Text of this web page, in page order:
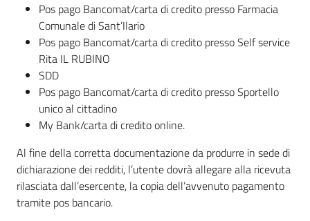
Pos pago Bancomat/carta di credito presso Farmacia
Comunale di Sant’Ilario
Pos pago Bancomat/carta di credito presso Self service
Rita IL RUBINO
SDD
Pos pago Bancomat/carta di credito presso Sportello
unico al cittadino
My Bank/carta di credito online.
Al fine della corretta documentazione da produrre in sede di
dichiarazione dei redditi, l’utente dovrà allegare alla ricevuta
rilasciata dall’esercente, la copia dell’avvenuto pagamento
tramite pos bancario.